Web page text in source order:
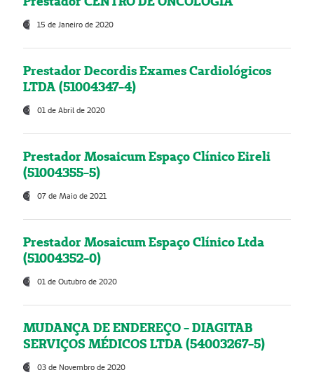
15 de Janeiro de 2020
Prestador Decordis Exames Cardiológicos
LTDA (51004347-4)
01 de Abril de 2020
Prestador Mosaicum Espaço Clínico Eireli
(51004355-5)
07 de Maio de 2021
Prestador Mosaicum Espaço Clínico Ltda
(51004352-0)
01 de Outubro de 2020
MUDANÇA DE ENDEREÇO - DIAGITAB
SERVIÇOS MÉDICOS LTDA (54003267-5)
03 de Novembro de 2020